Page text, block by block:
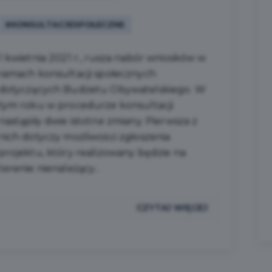
#KONSULTACJESPOŁECZNE
kwietnia 2021 r., rusza nabór wniosków w
konsultacji społecznych
Budżetu Obywatelskiego. W
roku w procedurze konsultacji
dwie istotne zmiany. Pierwsza z
dotyczy możliwości zgłoszenia
który realizowany będzie na
nienależący...
CZYTAJ WIĘCEJ